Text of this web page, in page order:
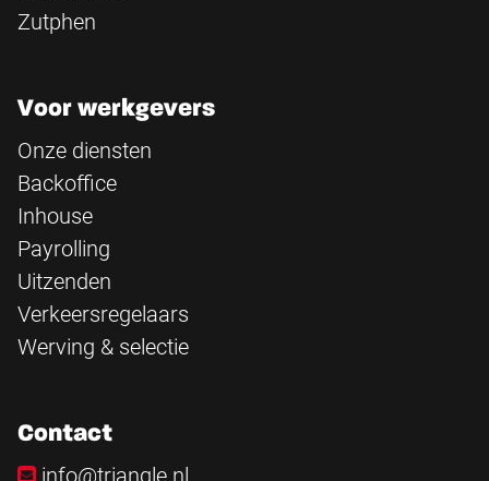
Zutphen
Voor werkgevers
Onze diensten
Backoffice
Inhouse
Payrolling
Uitzenden
Verkeersregelaars
Werving & selectie
Contact
info@triangle.nl